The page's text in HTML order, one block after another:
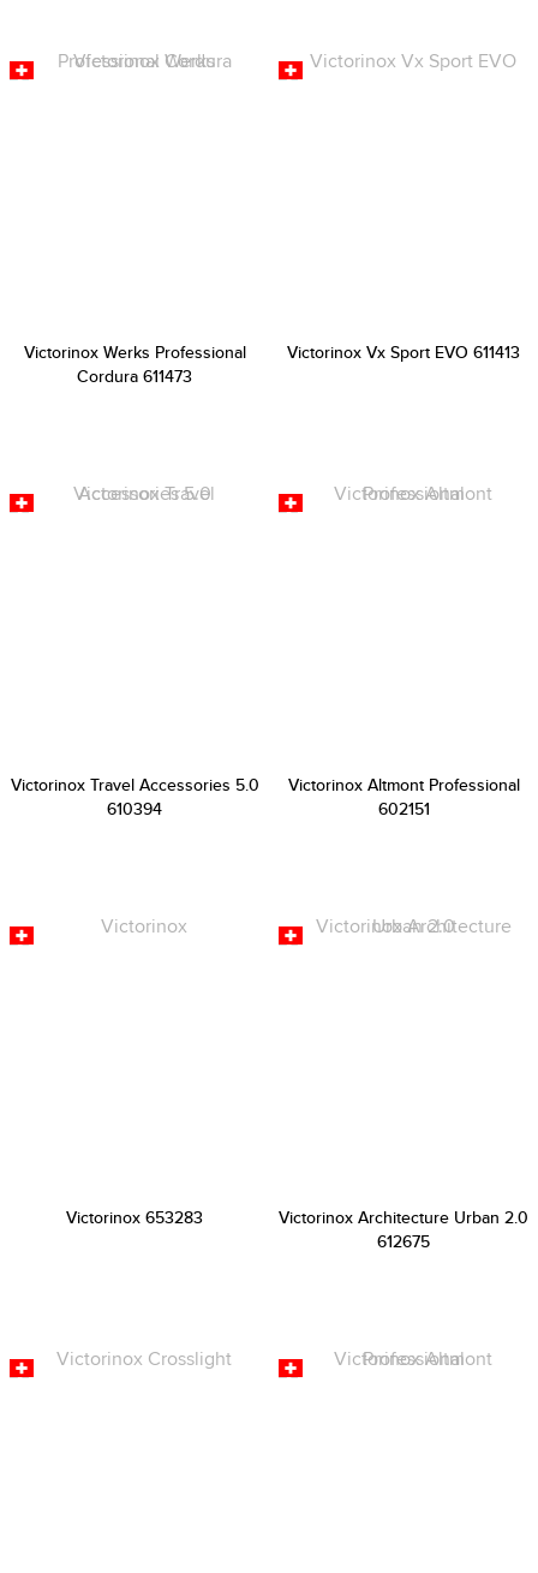
Victorinox Werks Professional
Cordura 611473
Victorinox Vx Sport EVO 611413
Victorinox Travel Accessories 5.0
610394
Victorinox Altmont Professional
602151
Victorinox 653283
Victorinox Architecture Urban 2.0
612675